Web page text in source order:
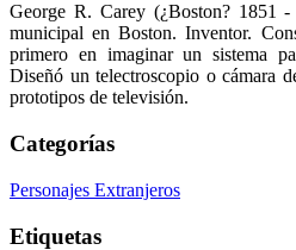
George R. Carey (¿Boston? 1851
municipal en Boston. Inventor.
primero en imaginar un sistema
Diseñó un telectroscopio o cámara
prototipos de televisión.
Categorías
Personajes Extranjeros
Etiquetas